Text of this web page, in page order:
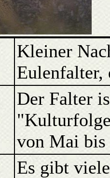
Kleiner
Eulenfalter,
Der Falter
von Mai bis
Es gibt